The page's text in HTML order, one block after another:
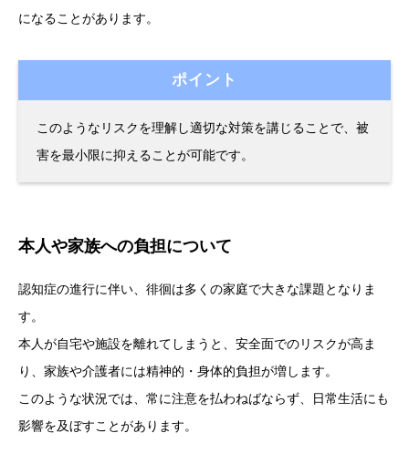
になることがあります。
ポイント
このようなリスクを理解し適切な対策を講じることで、被
害を最小限に抑えることが可能です。
本人や家族への負担について
認知症の進行に伴い、徘徊は多くの家庭で大きな課題となりま
す。
本人が自宅や施設を離れてしまうと、安全面でのリスクが高ま
り、家族や介護者には精神的・身体的負担が増します。
このような状況では、常に注意を払わねばならず、日常生活にも
影響を及ぼすことがあります。